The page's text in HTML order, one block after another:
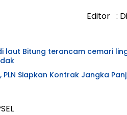
Editor : Didik
laut Bitung terancam cemari
Siapkan Kontrak Jangka